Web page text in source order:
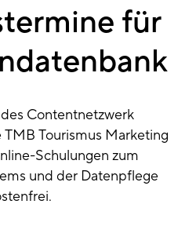
für
Contentnetzwerk
Tourismus Marketing
Schulungen zum
und der Datenpflege